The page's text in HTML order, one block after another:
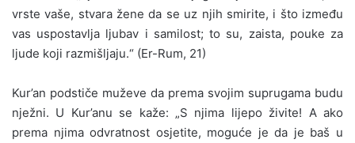
vrste vaše, stvara žene da se uz njih smirite, i što između
vas uspostavlja ljubav i samilost; to su, zaista, pouke za
ljude koji razmišljaju.“ (Er-Rum, 21)
Kur’an podstiče muževe da prema svojim suprugama budu
nježni. U Kur’anu se kaže: „S njima lijepo živite! A ako
prema njima odvratnost osjetite, moguće je da je baš u